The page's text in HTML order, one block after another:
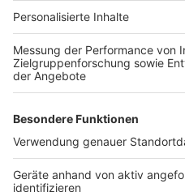
Ihre Baufirma auf bauen.de
Kostenloses Infogespräch